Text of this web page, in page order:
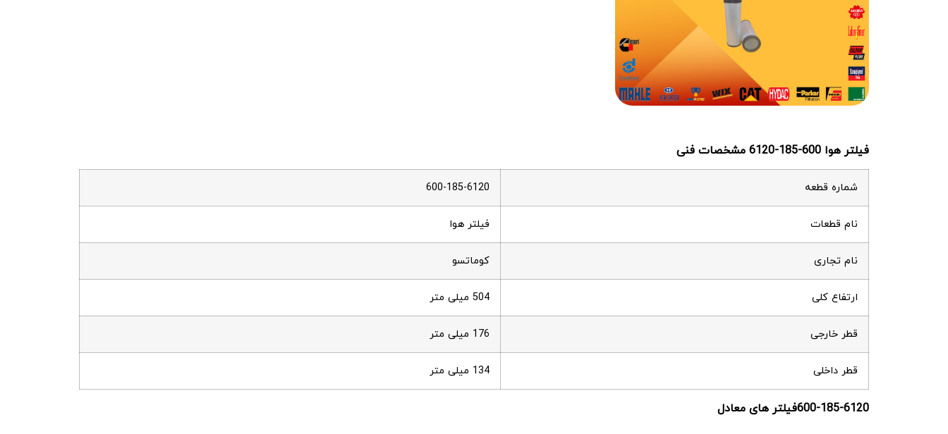
فیلتر هوا 600-185-6120 مشخصات فنی
شماره قطعه 600-185-6120
نام قطعات فیلتر هوا
نام تجاری کوماتسو
ارتفاع کلی 504 میلی متر
قطر خارجی 176 میلی متر
قطر داخلی 134 میلی متر
600-185-6120فیلتر های معادل